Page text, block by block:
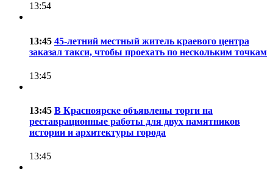
13:54
13:45 45-летний местный житель краевого центра
заказал такси, чтобы проехать по нескольким точкам
13:45
13:45 В Красноярске объявлены торги на
реставрационные работы для двух памятников
истории и архитектуры города
13:45